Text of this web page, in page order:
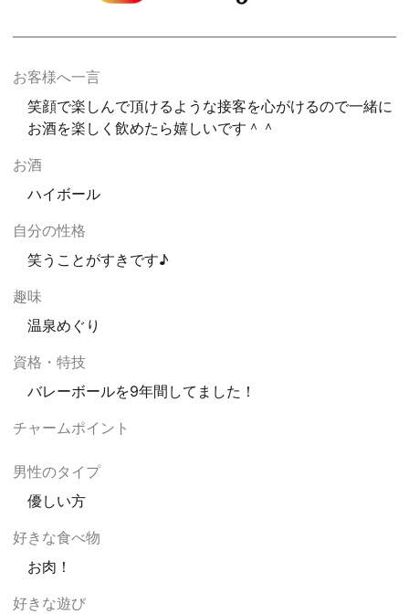
お客様へ一言
笑顔で楽しんで頂けるような接客を心がけるので一緒に
お酒を楽しく飲めたら嬉しいです＾＾
お酒
ハイボール
自分の性格
笑うことがすきです♪
趣味
温泉めぐり
資格・特技
バレーボールを9年間してました！
チャームポイント
男性のタイプ
優しい方
好きな食べ物
お肉！
好きな遊び